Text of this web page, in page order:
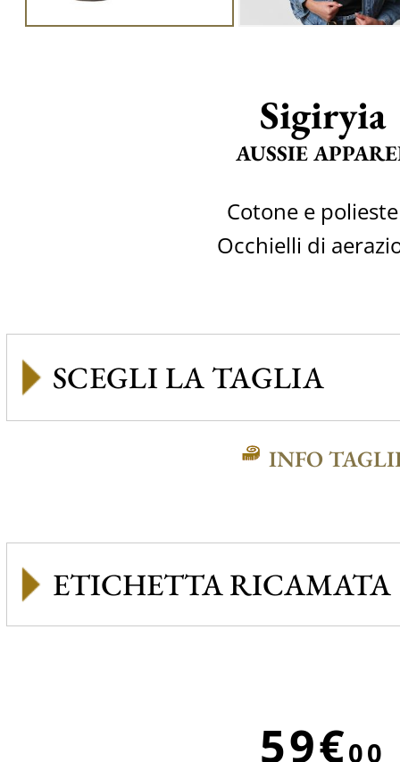
Sigiryia
AUSSIE
Cotone e
Occhielli di
INFO
ETICHETTA RICAMATA
59€00